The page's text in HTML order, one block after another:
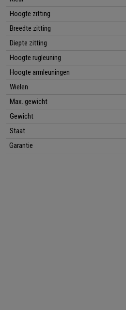
Hoogte zitting
Breedte zitting
Diepte zitting
Hoogte rugleuning
Hoogte armleuningen
Wielen
Max. gewicht
Gewicht
Staat
Garantie